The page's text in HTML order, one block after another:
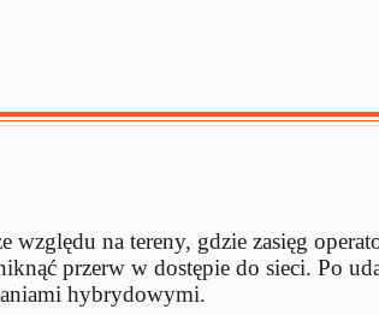
na tereny, gdzie zasięg
przerw w dostępie do sieci. Po
hybrydowymi.